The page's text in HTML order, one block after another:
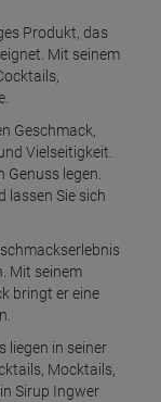
Produkt, das
Mit seinem
Geschmack,
Vielseitigkeit.
legen.
lassen Sie sich
Mit seinem
bringt er eine
liegen in seiner
Mocktails,
Sirup Ingwer